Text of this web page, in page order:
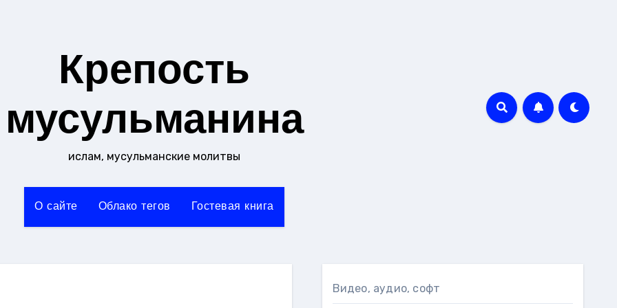
Крепость
мусульманина
ислам, мусульманские молитвы
О сайте Облако тегов Гостевая книга
Видео, аудио, софт